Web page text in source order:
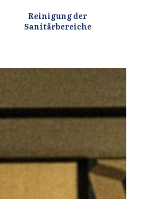
Reinigung der
Sanitärbereiche